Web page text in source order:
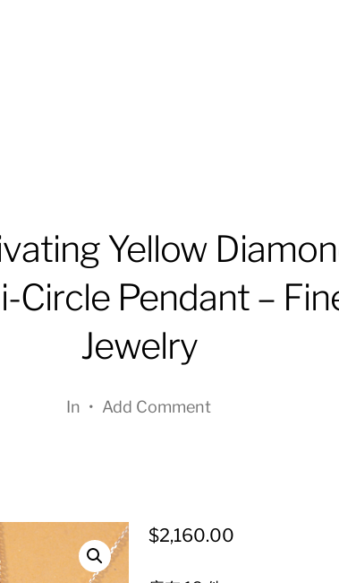
Yellow
Circle Pendant –
Jewelry
In • Add Comment
$2,160.00